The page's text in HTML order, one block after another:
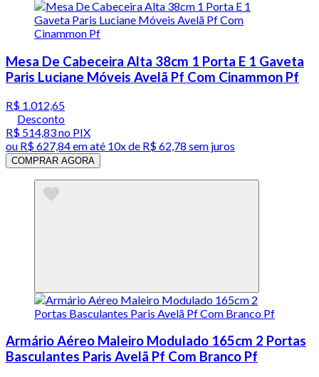
Mesa De Cabeceira Alta 38cm 1 Porta E 1 Gaveta
Paris Luciane Móveis Avelã Pf Com Cinammon Pf
R$ 1.012,65
Desconto
R$ 514,83no PIX
ou R$ 627,84em até 10x de R$ 62,78 sem juros
COMPRAR AGORA
Armário Aéreo Maleiro Modulado 165cm 2 Portas
Basculantes Paris Avelã Pf Com Branco Pf